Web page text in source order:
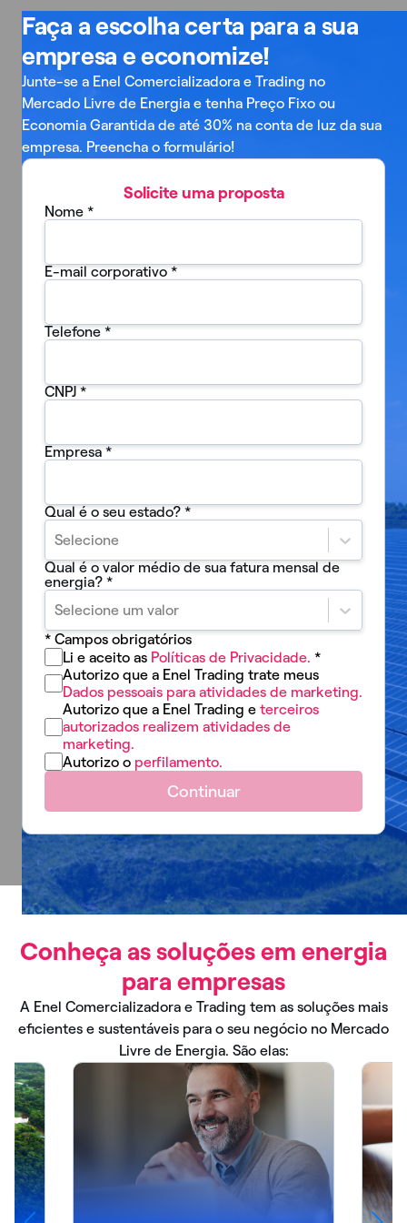
Faça a escolha certa para a sua
empresa e economize!
Junte-se a Enel Comercializadora e Trading no
Mercado Livre de Energia e tenha Preço Fixo ou
Economia Garantida de até 30% na conta de luz da sua
empresa. Preencha o formulário!
Solicite uma proposta
Nome *
E-mail corporativo *
Telefone *
CNPJ *
Empresa *
Qual é o seu estado? *
Selecione
Qual é o valor médio de sua fatura mensal de
energia? *
Selecione um valor
* Campos obrigatórios
Li e aceito as Políticas de Privacidade. *
Autorizo que a Enel Trading trate meus
Dados pessoais para atividades de marketing.
Autorizo que a Enel Trading e terceiros
autorizados realizem atividades de
marketing.
Autorizo o perfilamento.
Continuar
Conheça as soluções em energia
para empresas
A Enel Comercializadora e Trading tem as soluções mais
eficientes e sustentáveis para o seu negócio no Mercado
Livre de Energia. São elas: